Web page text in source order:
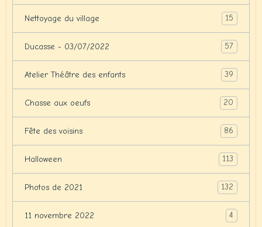
Nettoyage du village 15
Ducasse - 03/07/2022 57
Atelier Théâtre des enfants 39
Chasse aux oeufs 20
Fête des voisins 86
Halloween 113
Photos de 2021 132
11 novembre 2022 4